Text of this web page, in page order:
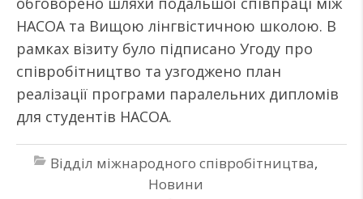
НАСОА та Вищою лінгвістичною школою. В
рамках візиту було підписано Угоду про
співробітництво та узгоджено план
реалізації програми паралельних дипломів
для студентів НАСОА.
Відділ міжнародного співробітництва,
Новини